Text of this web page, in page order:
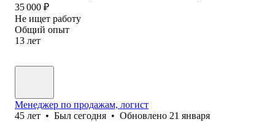
35 000 ₽
Не ищет работу
Общий опыт
13 лет
Менеджер по продажам, логист
45 лет • Был сегодня • Обновлено 21 января